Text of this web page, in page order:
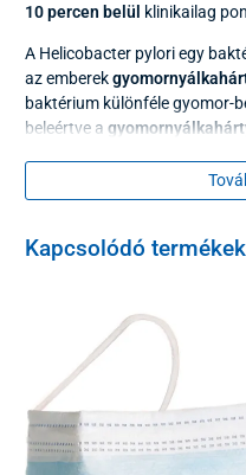
10 percen belül klinikailag
A Helicobacter pylori egy
az emberek
baktérium különféle gyomor-
beleértve a
A H. pylori
gyomorfájdalom
hányinger és egyes
gyakori böfögés
hirtelen fogyás
Kapcsolódó termékek